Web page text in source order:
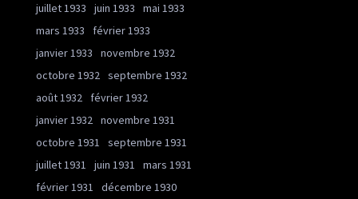
juillet 1933
juin 1933
mai 1933
mars 1933
février 1933
janvier 1933
novembre 1932
octobre 1932 septembre 1932
août 1932
février 1932
janvier 1932 novembre 1931
octobre 1931
septembre 1931
juillet 1931
juin 1931
mars 1931
février 1931
décembre 1930